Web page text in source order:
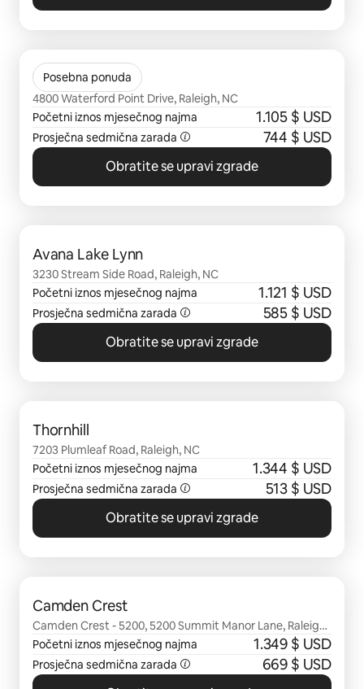
Posebna ponuda
The Riley
4800 Waterford Point Drive, Raleigh, NC
Početni iznos mjesečnog najma
1.105 $ USD
Prosječna sedmična zarada 744 $ USD
Obratite se upravi zgrade
Avana Lake Lynn
3230 Stream Side Road, Raleigh, NC
Početni iznos mjesečnog najma
1.121 $ USD
Prosječna sedmična zarada 585 $ USD
Obratite se upravi zgrade
Thornhill
7203 Plumleaf Road, Raleigh, NC
Početni iznos mjesečnog najma
1.344 $ USD
Prosječna sedmična zarada 513 $ USD
Obratite se upravi zgrade
Camden Crest
Camden Crest - 5200, 5200 Summit Manor Lane, Raleigh,
NC
Početni iznos mjesečnog najma 1.349 $ USD
Prosječna sedmična zarada 669 $ USD